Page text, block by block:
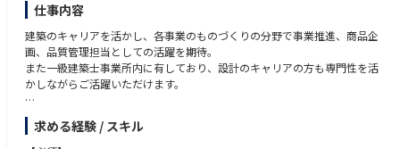
仕事内容
建築のキャリアを活かし、各事業のものづくりの分野で事業推進、商品企
画、品質管理担当としての活躍を期待。
また一級建築士事業所内に有しており、設計のキャリアの方も専門性を活
かしながらご活躍いただけます。
【具体的な仕事内容】
・事業推進：商品企画からスケジュール・コスト管理等、事業を推進
求める経験 / スキル